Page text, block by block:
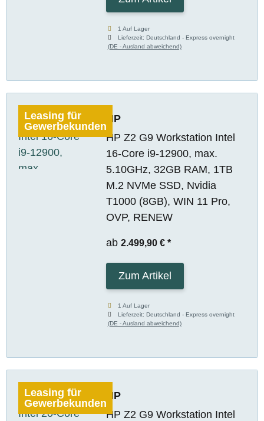
1 Auf Lager
Lieferzeit:Deutschland - Express overnight
(DE - Ausland abweichend)
Leasing für
Gewerbekunden
HP
HP Z2 G9 Workstation Intel
16-Core i9-12900, max.
5.10GHz, 32GB RAM, 1TB
M.2 NVMe SSD, Nvidia
T1000 (8GB), WIN 11 Pro,
OVP, RENEW
ab 2.499,90 € *
Zum Artikel
1 Auf Lager
Lieferzeit:Deutschland - Express overnight
(DE - Ausland abweichend)
Leasing für
Gewerbekunden
HP
HP Z2 G9 Workstation Intel